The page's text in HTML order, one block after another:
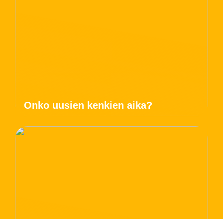
Onko uusien kenkien aika?